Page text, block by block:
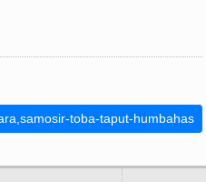
toba-taput-humbahas